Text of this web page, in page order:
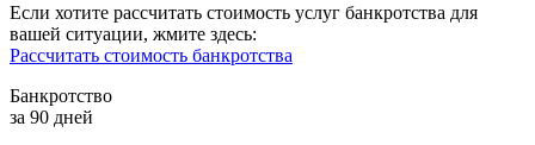
Если хотите рассчитать стоимость услуг банкротства для
вашей ситуации, жмите здесь:
Рассчитать стоимость банкротства
Банкротство
за 90 дней